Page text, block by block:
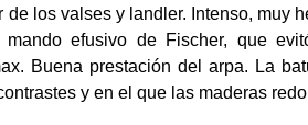
los valses y landler. Intenso, muy
efusivo de Fischer, que
Buena prestación del arpa. La
y en el que las maderas